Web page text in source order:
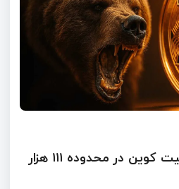
افزایش فشار فروش بیت کوین در محدوده ۱۱۱ هزار